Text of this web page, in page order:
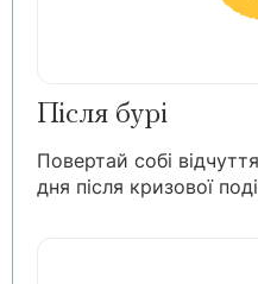
Після бурі
Повертай собі
дня після кризової